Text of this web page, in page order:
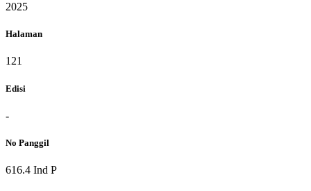
2025
Halaman
121
Edisi
-
No Panggil
616.4 Ind P